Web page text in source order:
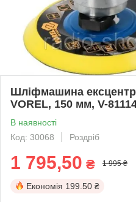
Шліфмашина
VOREL, 150 мм, V-
В наявності
Код: 30068
Роздріб
1 795,50 ₴ 1 995 ₴
Економія 199.50 ₴